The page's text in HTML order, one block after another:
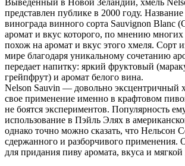
представлен публике в 2000 году.
винограда винного сорта Sauvignon Blanc
аромат и вкус которого, по мнению многих
похож на аромат и вкус этого хмеля. Сорт
мире благодаря уникальному сочетанию
передает напитку: яркий фруктовый
грейпфрут) и аромат белого вина.
Nelson Sauvin — довольно эксцентричный
свое применение именно в крафтовом
не боятся экспериментов. Популярность
использование в Пэйль Элях в
однако точно можно сказать, что Нельсон
сдержанного и разборчивого применения.
для придания пиву аромата, вкуса и мягкой